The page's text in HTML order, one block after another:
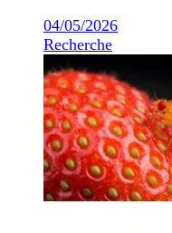
04/05/2026
Recherche